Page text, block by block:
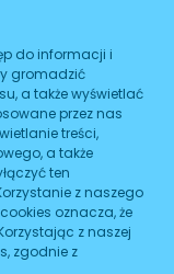
08:00
16:00
08:00-16:00
08:00-16:00
w
do informacji i
gromadzić
a także wyświetlać
przez nas
treści,
a także
ten
z naszego
oznacza, że
z naszej
zgodnie z